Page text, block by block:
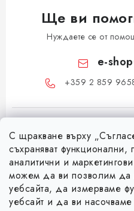
С щракване върху
съхраняват
аналитични и
можем да ви позволим да
уебсайта, да измерваме
уебсайт и да ви
Ще ви
Нуждаете се от
e-shop
+359 2 859
Ф